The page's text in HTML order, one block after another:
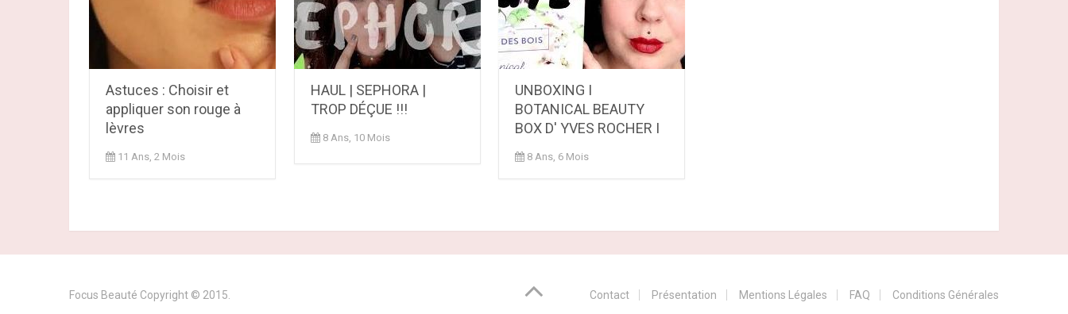
Astuces : Choisir et
appliquer son rouge à
lèvres
11 Ans, 2 Mois
HAUL | SEPHORA |
TROP DÉÇUE !!!
8 Ans, 10 Mois
UNBOXING I
BOTANICAL BEAUTY
BOX D' YVES ROCHER I
8 Ans, 6 Mois
Focus Beauté Copyright © 2015. Contact Présentation Mentions Légales FAQ Conditions Générales